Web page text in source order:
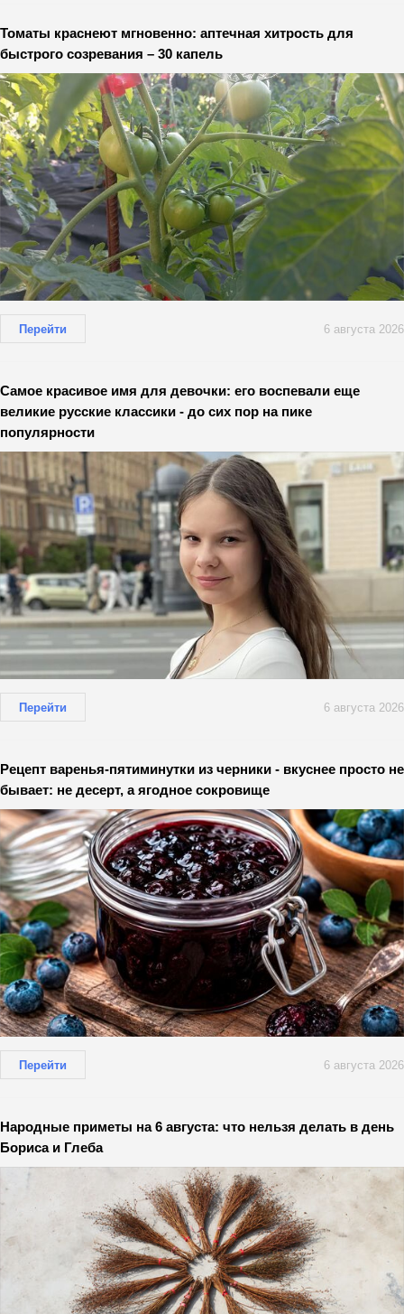
Томаты краснеют мгновенно: аптечная хитрость для
быстрого созревания – 30 капель
Перейти 6 августа 2026
Самое красивое имя для девочки: его воспевали еще
великие русские классики - до сих пор на пике
популярности
Перейти 6 августа 2026
Рецепт варенья-пятиминутки из черники - вкуснее просто не
бывает: не десерт, а ягодное сокровище
Перейти 6 августа 2026
Народные приметы на 6 августа: что нельзя делать в день
Бориса и Глеба